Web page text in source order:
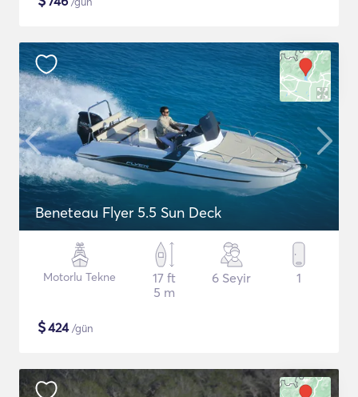
Beneteau Flyer 5.5 Sun Deck
Motorlu Tekne
17 ft
5 m
6 Seyir 1
$424/gün